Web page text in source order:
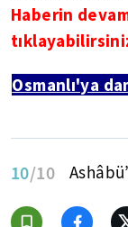
Haberin
Osmanlı'ya
10/10